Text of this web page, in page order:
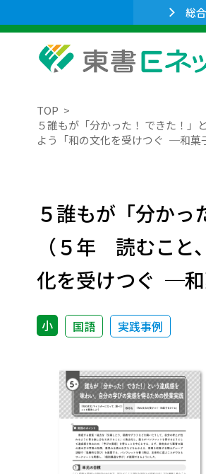
総
TOP
５誰もが「分かった！ できた！
よう「和の文化を受けつぐ ─和菓
５誰もが「分か
（５年 読むこと
化を受けつぐ ─和
小 国語 実践事例